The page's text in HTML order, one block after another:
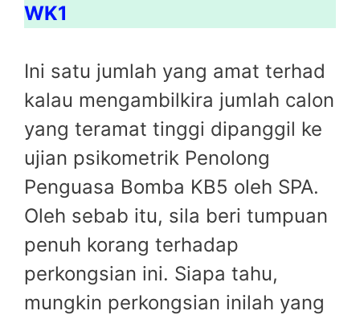
WK1
Ini satu jumlah yang amat terhad
kalau mengambilkira jumlah calon
yang teramat tinggi dipanggil ke
ujian psikometrik Penolong
Penguasa Bomba KB5 oleh SPA.
Oleh sebab itu, sila beri tumpuan
penuh korang terhadap
perkongsian ini. Siapa tahu,
mungkin perkongsian inilah yang